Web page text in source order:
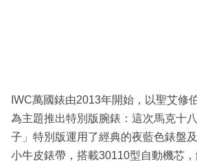
IWC萬國錶由2013年開始，以聖艾修
為主題推出特別版腕錶：這次馬克十
子」特別版運用了經典的夜藍色錶盤
小牛皮錶帶，搭載30110型自動機芯